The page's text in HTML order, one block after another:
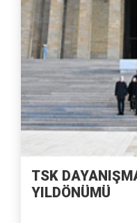
TSK
YILDÖNÜMÜ